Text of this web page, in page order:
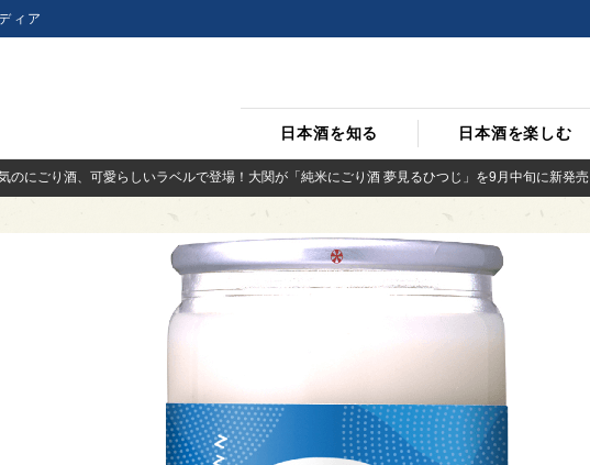
ィア
日本酒を知る 日本酒を楽しむ
のにごり酒、可愛らしいラベルで登場！大関が「純米にごり酒 夢見るひつじ」を9月中旬に新発売